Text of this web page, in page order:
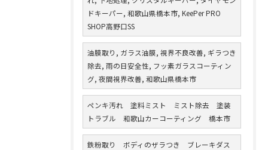
ドキーパー, 和歌山県橋本市, KeePer PRO
SHOP高野口SS
油膜取り, ガラス油膜, 視界不良改善, ギラつき
除去, 雨の日安全性, フッ素ガラスコーティン
グ, 夜間視界改善, 和歌山県橋本市
ペンキ汚れ 塗料ミスト ミスト除去 塗装
トラブル 和歌山カーコーティング 橋本市
鉄粉取り ボディのザラつき ブレーキダス